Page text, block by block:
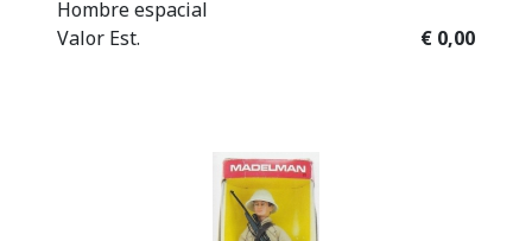
Hombre espacial
Valor Est.
€ 0,00